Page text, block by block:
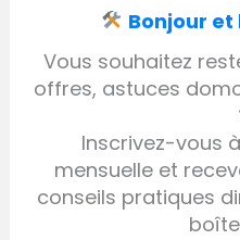
Bonjour
Vous souhaitez
offres, astuces
Inscrivez-vous
mensuelle et
conseils pratiques